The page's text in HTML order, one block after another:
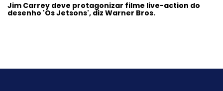
Jim Carrey deve protagonizar filme live-action do
desenho 'Os Jetsons', diz Warner Bros.